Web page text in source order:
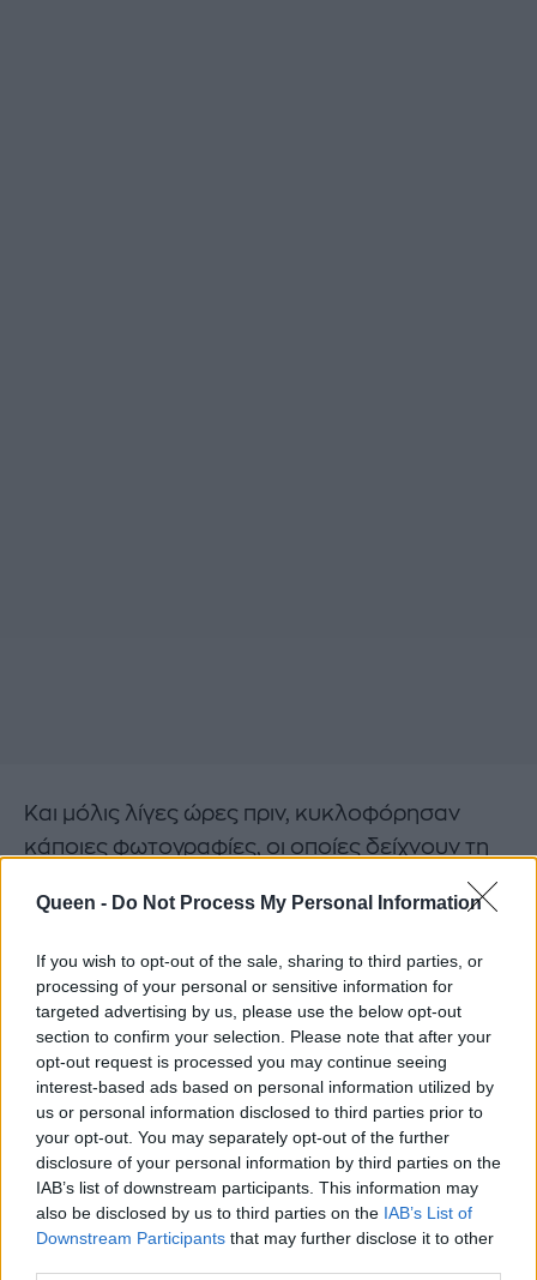
Queen - Do Not Process My Personal Information
If you wish to opt-out of the sale, sharing to third parties, or
processing of your personal or sensitive information for
targeted advertising by us, please use the below opt-out
section to confirm your selection. Please note that after your
opt-out request is processed you may continue seeing
interest-based ads based on personal information utilized by
us or personal information disclosed to third parties prior to
your opt-out. You may separately opt-out of the further
disclosure of your personal information by third parties on the
IAB’s list of downstream participants. This information may
also be disclosed by us to third parties on the IAB’s List of
Downstream Participants that may further disclose it to other
Και μόλις λίγες ώρες πριν, κυκλοφόρησαν
κάποιες φωτογραφίες, οι οποίες δείχνουν τη
Lily να φεύγει από εκδήλωση στο Λονδίνο, με
διάσημο και super sexy ηθοποιό του
αλλά… μπήκαν και στο ίδιο ξενοδοχείο, όπου
πέρασαν μαζί το βράδυ.
Ποιος είναι όμως ο διάσημος ηθοποιός-μήλον
της έριδος; Δες παρακάτω: